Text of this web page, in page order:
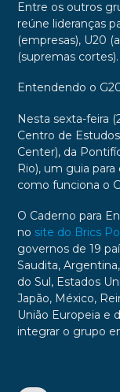
Entre os outros
reúne lideranças
(empresas), U20
(supremas cortes).
Entendendo o
Nesta sexta-feira
Centro de
Center), da
Rio), um guia
como funciona o
O Caderno para
no site do Brics
governos de 19
Saudita,
do Sul, Estados
Japão, México,
União Europeia e
integrar o grupo